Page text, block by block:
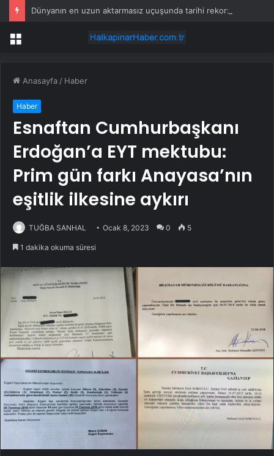
Menü
Anasayfa / Haber
Haber
Esnaftan Cumhurbaşkanı
Erdoğan’a EYT mektubu:
Prim gün farkı Anayasa’nın
eşitlik ilkesine aykırı
TUĞBA SANHAL Ocak 8, 2023 0 5
1 dakika okuma süresi